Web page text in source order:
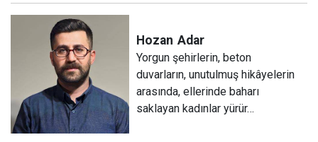
Hozan Adar
Yorgun şehirlerin, beton
duvarların, unutulmuş hikâyelerin
arasında, ellerinde baharı
saklayan kadınlar yürür…